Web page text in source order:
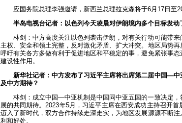
应国务院总理李强邀请，新西兰总理拉克森将于6月17日至
半岛电视台记者：以色列今天凌晨对伊朗境内多个目标发动
林剑：中方高度关注以色列袭击伊朗，对有关行动可能带
主权、安全和领土完整，反对激化矛盾、扩大冲突。地区局势
呼吁有关各方多做有利于促进地区和平稳定的事，避免紧张事
建设性作用。
新华社记者：中方发布了习近平主席将出席第二届中国—
及中方期待？
林剑：成立中国—中亚机制是中国同中亚五国的一致决定
展的共同期待。2023年5月，习近平主席在西安成功主持召开
迈入了新时代，双方合作持续走深走实，为地区发展源源不断
利和好处。